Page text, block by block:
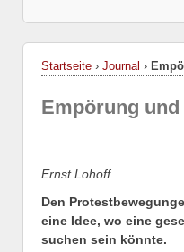
Startseite › Journal ›
Empörung und
Ernst Lohoff
Den
eine Idee, wo eine
suchen sein könnte.